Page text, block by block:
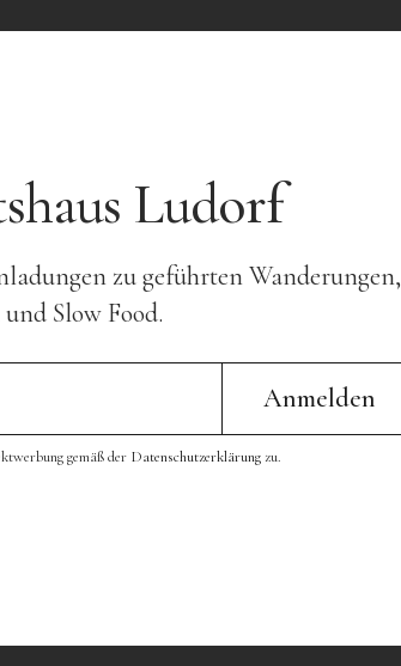
Ludorf
zu geführten Wanderungen,
Slow Food.
gemäß der Datenschutzerklärung zu.